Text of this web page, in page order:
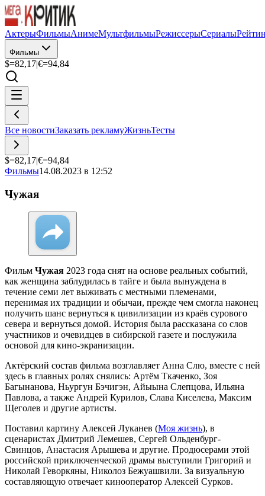
АктерыФильмыАнимеМультфильмыРежиссерыСериалы
Фильмы
$=82,17|€=94,84
Все новостиЗаказать рекламуЖизньТесты
$=82,17|€=94,84
Фильмы14.08.2023 в 12:52
Чужая
Фильм Чужая 2023 года снят на основе реальных событий,
как женщина заблудилась в тайге и была вынуждена в
течение семи лет выживать с местными племенами,
перенимая их традиции и обычаи, прежде чем смогла наконец
получить шанс вернуться к цивилизации из краёв сурового
севера и вернуться домой. История была рассказана со слов
участников и очевидцев в сибирской газете и послужила
основой для кино-экранизации.
Актёрский состав фильма возглавляет Анна Слю, вместе с ней
здесь в главных ролях снялись: Артём Ткаченко, Зоя
Багынанова, Ньургун Бэчигэн, Айыына Слепцова, Ильяна
Павлова, а также Андрей Курилов, Слава Киселева, Максим
Щеголев и другие артисты.
Поставил картину Алексей Луканев (Моя жизнь), в
сценаристах Дмитрий Лемешев, Сергей Ольденбург-
Свинцов, Анастасия Арышева и другие. Продюсерами этой
российской приключенческой драмы выступили Григорий и
Николай Геворкяны, Николоз Бежуашвили. За визуальную
составляющую отвечает кинооператор Алексей Сурков.